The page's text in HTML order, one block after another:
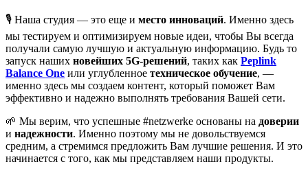
🎙️ Наша студия — это еще и место инноваций. Именно здесь
мы тестируем и оптимизируем новые идеи, чтобы Вы всегда
получали самую лучшую и актуальную информацию. Будь то
запуск наших новейших 5G-решений, таких как Peplink
Balance One или углубленное техническое обучение, —
именно здесь мы создаем контент, который поможет Вам
эффективно и надежно выполнять требования Вашей сети.
🌱 Мы верим, что успешные #netzwerke основаны на доверии
и надежности. Именно поэтому мы не довольствуемся
средним, а стремимся предложить Вам лучшие решения. И это
начинается с того, как мы представляем наши продукты.